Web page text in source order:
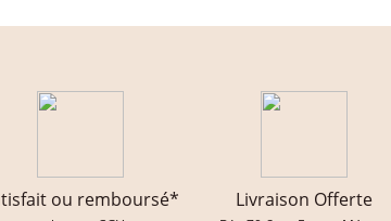
ou remboursé* Livraison Offerte